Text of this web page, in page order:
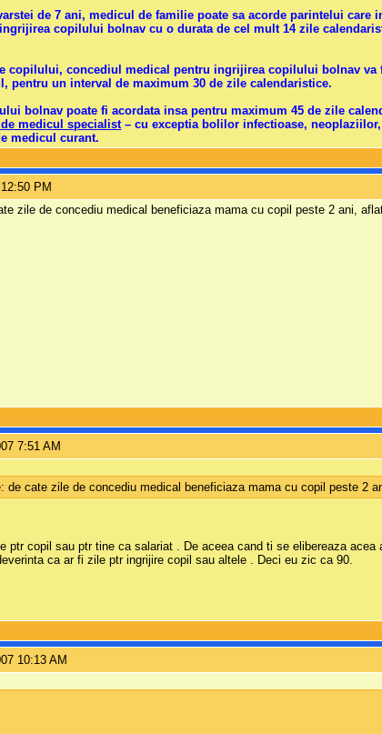
de 7 ani, medicul de familie poate sa acorde parintelui
copilului bolnav cu o durata de cel mult 14 zile
copilului, concediul medical pentru ingrijirea copilului bolnav
pentru un interval de maximum 30 de zile calendaristice.
bolnav poate fi acordata insa pentrumaximum 45 de zile
medicul specialist– cu exceptia bolilor infectioase,
medicul curant.
PM
zile de concediu medical beneficiaza mama cu copil peste 2 ani,
7:51 AM
de cate zile de concediu medical beneficiaza mama cu copil peste 2
ptr copil sau ptr tine ca salariat . De aceea cand ti se elibereaza
ca ar fi zile ptr ingrijire copil sau altele . Deci eu zic ca 90.
10:13 AM